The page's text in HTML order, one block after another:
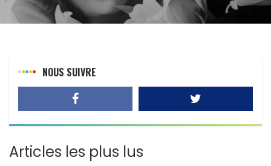
NOUS SUIVRE
Articles les plus lus